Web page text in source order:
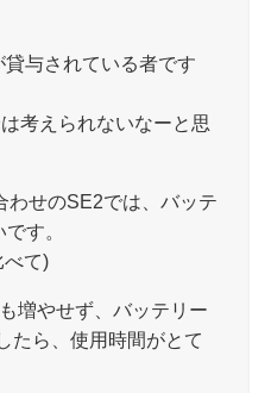
与されている者です
考えられないなーと思
わせのSE2では、バッテ
す。
べて)
増やせず、バッテリー
たら、使用時間がとて